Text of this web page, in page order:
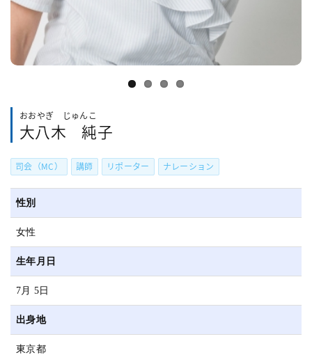
おおやぎ じゅんこ
大八木 純子
司会（MC） 講師 リポーター ナレーション
性別
女性
生年月日
7月 5日
出身地
東京都